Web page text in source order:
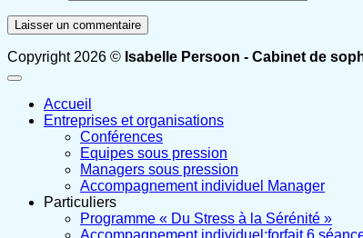
Copyright 2026 © Isabelle Persoon - Cabinet de
Accueil
Entreprises et organisations
Conférences
Equipes sous pression
Managers sous pression
Accompagnement individuel Manager
Particuliers
Programme « Du Stress à la Sérénité »